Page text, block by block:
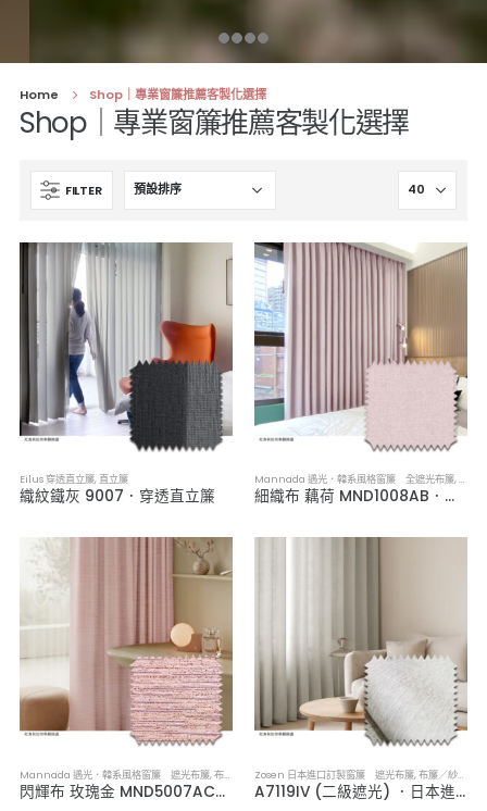
Home Shop｜專業窗簾推薦客製化選擇
Shop｜專業窗簾推薦客製化選擇
FILTER
Eilus 穿透直立簾, 直立簾
織紋鐵灰 9007．穿透直立簾
Mannada 遇光．韓系風格窗簾 全遮光布簾,布簾
細織布 藕荷 MND1008AB．韓系軟裝全遮光布簾
Mannada 遇光．韓系風格窗簾 遮光布簾,布簾／紗簾／窗簾布
閃輝布 玫瑰金 MND5007AC．韓系軟裝遮光布簾
Zosen 日本進口訂製窗簾 遮光布簾,布簾／紗簾／窗簾布
A7119IV (二級遮光) ．日本進口訂製遮光布簾